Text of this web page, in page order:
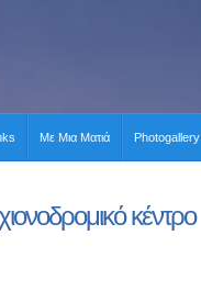
Με Μια Ματιά Photogallery
κέντρο